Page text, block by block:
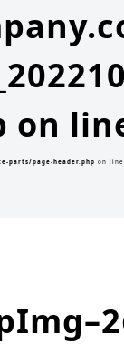
on
parts/page-header.php on line